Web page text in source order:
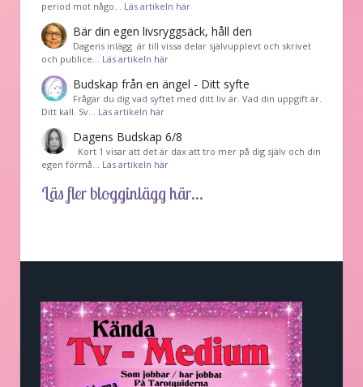
period mot någo… Läs artikeln här
Bär din egen livsryggsäck, håll den
Dagens inlägg är till vissa delar självupplevt och skrivet
och publice… Läs artikeln här
Budskap från en ängel - Ditt syfte
Frågar du dig vad syftet med ditt liv är. Vad din uppgift är.
Ditt kall. Sv… Läs artikeln här
Dagens Budskap 6/8
Kort 1 visar att det är dax att tro mer på dig själv och din
egen förmå… Läs artikeln här
Läs fler blogginlägg här...